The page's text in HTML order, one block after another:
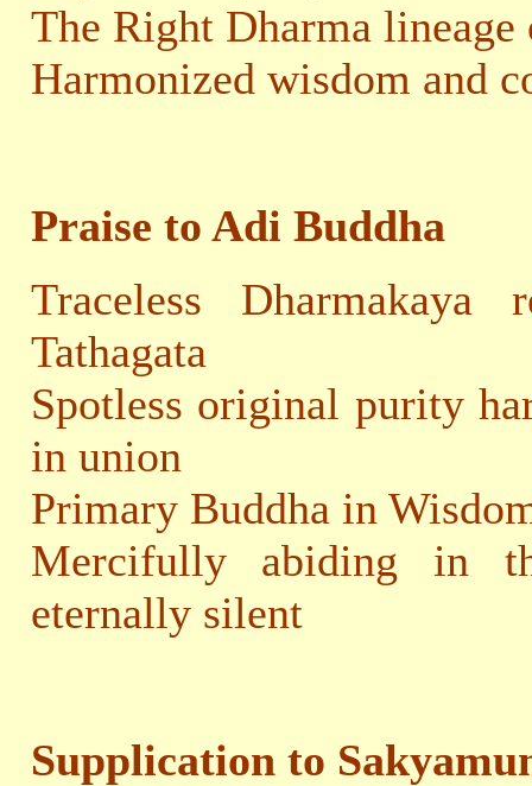
The Right Dharma
Harmonized wisdom and
Praise to Adi Buddha
Traceless Dharmakaya
Tathagata
Spotless original purity
in union
Primary Buddha in
Mercifully abiding in
eternally silent
Supplication to